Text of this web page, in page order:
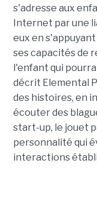
s'adresse aux
Internet par une
eux en
ses capacités de
l'enfant qui
décrit Elemental
des histoires, en
écouter des
start-up, le jouet
personnalité qui
interactions